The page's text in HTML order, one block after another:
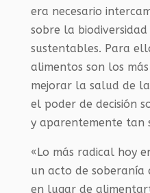
era necesario
sobre la
sustentables. Para
alimentos son los
mejorar la salud de
el poder de decisión
y aparentemente tan
«Lo más radical hoy
un acto de soberanía
en lugar de